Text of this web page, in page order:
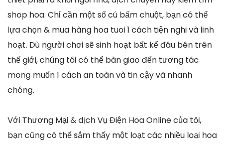
shop hoa. Chỉ cần một số cú bấm chuột, bạn có thể
lựa chọn & mua hàng hoa tuoi 1 cách tiện nghi và linh
hoạt. Dù người chơi sẽ sinh hoạt bất kể đâu bên trên
thế giới, chúng tôi có thể bàn giao đến tương tác
mong muốn 1 cách an toàn và tin cậy và nhanh
chóng.
Với Thương Mại & dịch Vụ Điện Hoa Online của tôi,
bạn cũng có thể sắm thấy một loạt các nhiều loại hoa